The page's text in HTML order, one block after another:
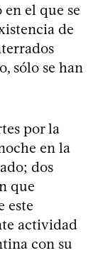
el que se
de
sólo se han
por la
en la
dos
que
este
actividad
con su